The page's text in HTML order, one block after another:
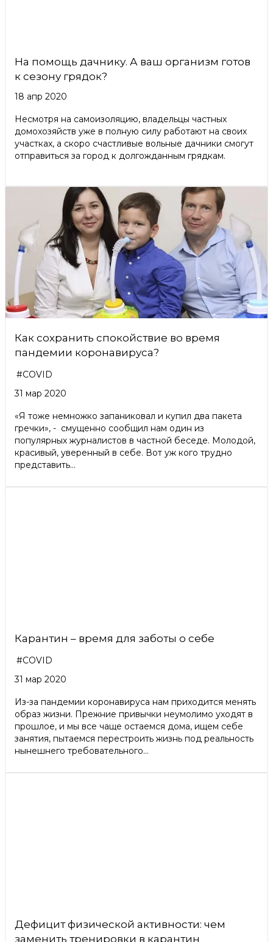
На помощь дачнику. А ваш организм готов
к сезону грядок?
18 апр 2020
Несмотря на самоизоляцию, владельцы частных
домохозяйств уже в полную силу работают на своих
участках, а скоро счастливые вольные дачники смогут
отправиться за город к долгожданным грядкам.
Как сохранить спокойствие во время
пандемии коронавируса?
#COVID
31 мар 2020
«Я тоже немножко запаниковал и купил два пакета
гречки», - смущенно сообщил нам один из
популярных журналистов в частной беседе. Молодой,
красивый, уверенный в себе. Вот уж кого трудно
представить...
Карантин – время для заботы о себе
#COVID
31 мар 2020
Из-за пандемии коронавируса нам приходится менять
образ жизни. Прежние привычки неумолимо уходят в
прошлое, и мы все чаще остаемся дома, ищем себе
занятия, пытаемся перестроить жизнь под реальность
нынешнего требовательного...
Дефицит физической активности: чем
заменить тренировки в карантин